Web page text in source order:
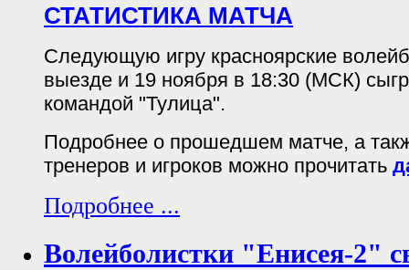
СТАТИСТИКА МАТЧА
Следующую игру красноярские
выезде и 19 ноября в 18:30 (МСК)
командой "Тулица".
Подробнее о прошедшем матче, а
тренеров и игроков можно прочитать
Подробнее ...
Волейболистки "Енисея-2"